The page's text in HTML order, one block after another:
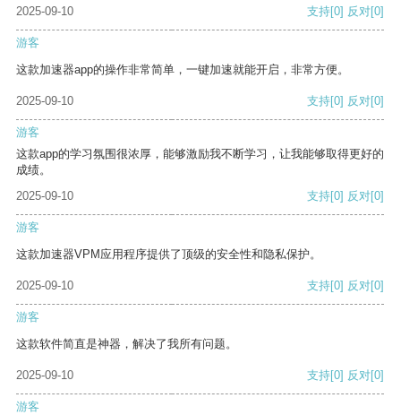
2025-09-10 支持[0] 反对[0]
游客
这款加速器app的操作非常简单，一键加速就能开启，非常方便。
2025-09-10 支持[0] 反对[0]
游客
这款app的学习氛围很浓厚，能够激励我不断学习，让我能够取得更好的
成绩。
2025-09-10
支持[0] 反对[0]
游客
这款加速器VPM应用程序提供了顶级的安全性和隐私保护。
2025-09-10 支持[0] 反对[0]
游客
这款软件简直是神器，解决了我所有问题。
2025-09-10 支持[0] 反对[0]
游客